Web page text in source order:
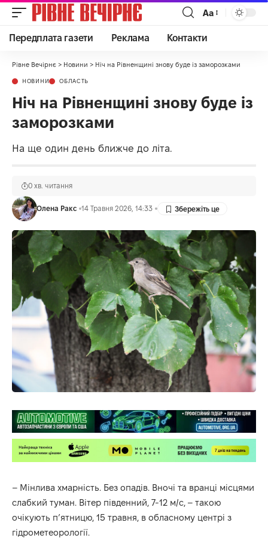
Аа
Передплата газети Реклама Контакти
Рівне Вечірнє > Новини > Ніч на Рівненщині знову буде із заморозками
НОВИНИ ОБЛАСТЬ
Ніч на Рівненщині знову буде із
заморозками
На ще один день ближче до літа.
Олена Ракс 14 Травня 2026, 14:33
0 хв. читання
– Мінлива хмарність. Без опадів. Вночі та вранці місцями
слабкий туман. Вітер південний, 7-12 м/с, – такою
очікують п’ятницю, 15 травня, в обласному центрі з
гідрометеорології.